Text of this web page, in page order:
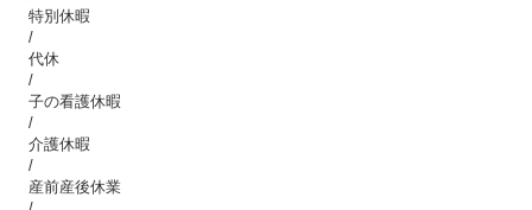
特別休暇
/
代休
/
子の看護休暇
/
介護休暇
/
産前産後休業